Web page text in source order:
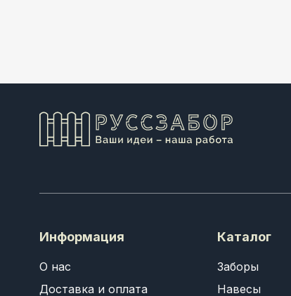
Информация
О нас
Доставка и оплата
Каталог
Заборы
Навесы